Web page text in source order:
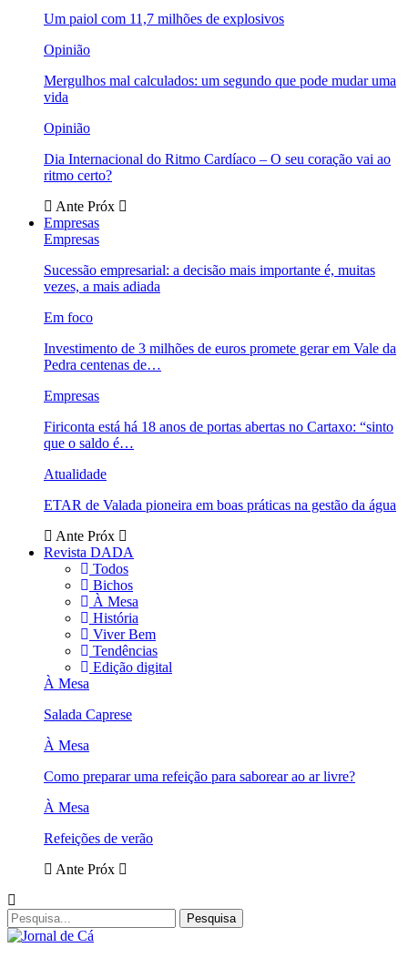
Um paiol com 11,7 milhões de explosivos
Opinião
Mergulhos mal calculados: um segundo que pode mudar uma
vida
Opinião
Dia Internacional do Ritmo Cardíaco – O seu coração vai ao
ritmo certo?
Ante Próx
Empresas
Empresas
Sucessão empresarial: a decisão mais importante é, muitas
vezes, a mais adiada
Em foco
Investimento de 3 milhões de euros promete gerar em Vale da
Pedra centenas de…
Empresas
Firiconta está há 18 anos de portas abertas no Cartaxo: “sinto
que o saldo é…
Atualidade
ETAR de Valada pioneira em boas práticas na gestão da água
Ante Próx
Revista DADA
Todos
Bichos
À Mesa
História
Viver Bem
Tendências
Edição digital
À Mesa
Salada Caprese
À Mesa
Como preparar uma refeição para saborear ao ar livre?
À Mesa
Refeições de verão
Ante Próx